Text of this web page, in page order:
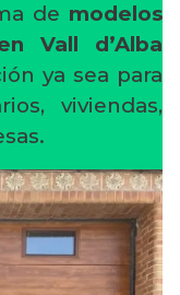
de modelos
Vall d’Alba
ya sea para
viviendas,